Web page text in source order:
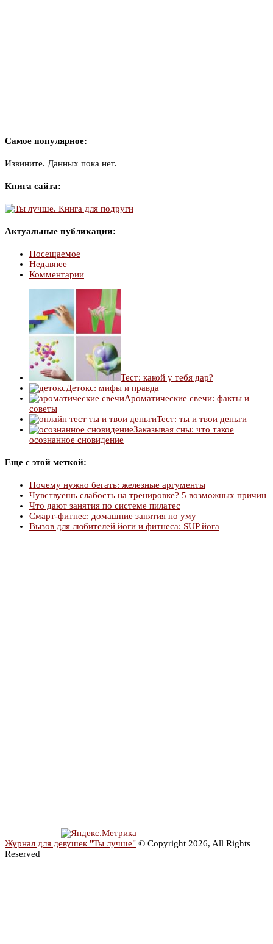
Самое популярное:
Извините. Данных пока нет.
Книга сайта:
Актуальные публикации:
Посещаемое
Недавнее
Комментарии
Тест: какой у тебя дар?
Детокс: мифы и правда
Ароматические свечи: факты и
советы
Тест: ты и твои деньги
Заказывая сны: что такое
осознанное сновидение
Еще с этой меткой:
Почему нужно бегать: железные аргументы
Чувствуешь слабость на тренировке? 5 возможных причин
Что дают занятия по системе пилатес
Смарт-фитнес: домашние занятия по уму
Вызов для любителей йоги и фитнеса: SUP йога
Журнал для девушек "Ты лучше" © Copyright 2026, All Rights
Reserved